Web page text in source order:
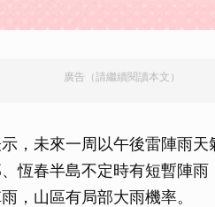
廣告（請繼續閱讀本文）
，未來一周以午後雷陣雨
恆春半島不定時有短暫陣
，山區有局部大雨機率。